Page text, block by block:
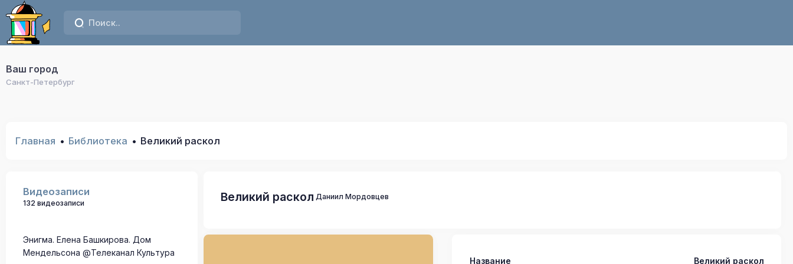
Ваш город
Санкт-Петербург
Главная Библиотека Великий раскол
Видеозаписи
132 видеозаписи
Энигма. Елена Башкирова. Дом
Мендельсона @Телеканал Культура
Великий раскол Даниил Мордовцев
Название Великий раскол